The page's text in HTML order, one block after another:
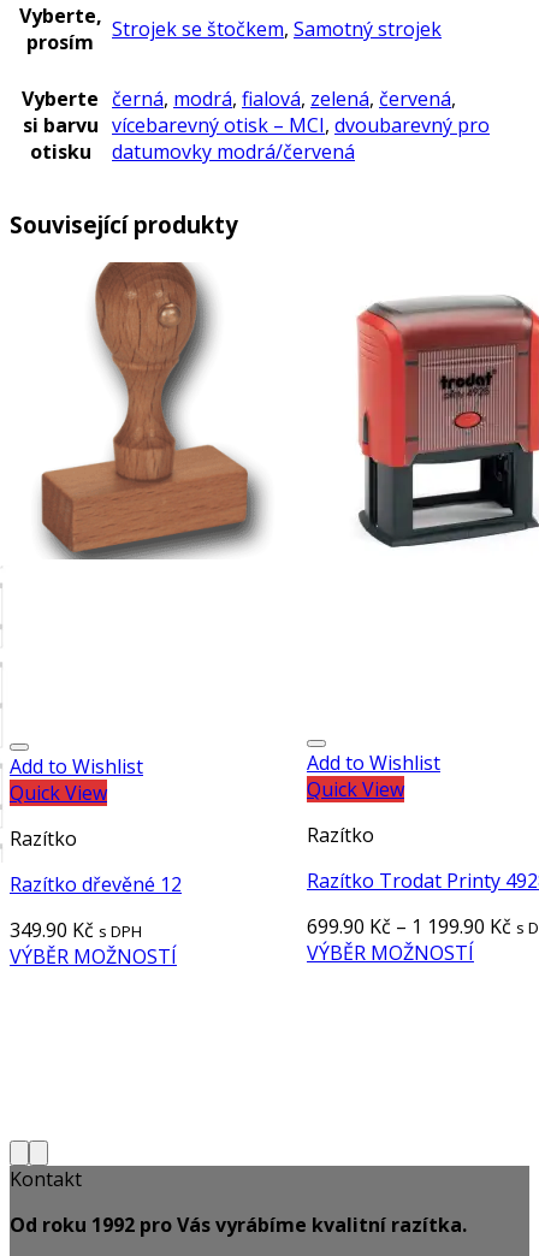
Vyberte,
prosím
Strojek se štočkem, Samotný strojek
Vyberte
si barvu
otisku
černá, modrá, fialová, zelená, červená,
vícebarevný otisk – MCI, dvoubarevný pro
datumovky modrá/červená
Související produkty
Add to Wishlist
Quick View
Razítko
Razítko dřevěné 12
349.90 Kč s DPH
VÝBĚR MOŽNOSTÍ
Add to Wishlist
Quick View
Razítko
Razítko Trodat Printy
699.90 Kč – 1 199.90 Kč s
VÝBĚR MOŽNOSTÍ
Kontakt
Od roku 1992 pro Vás vyrábíme kvalitní razítka.